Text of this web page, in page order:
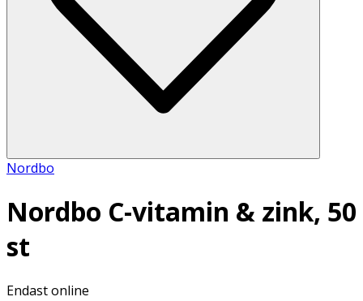
Nordbo
Nordbo C-vitamin & zink, 50
st
Endast online